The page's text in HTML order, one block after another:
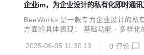
企业im，为企业设计的私有化即时通讯
BeeWorks 是一款专为企业设计的私
方面的具体表现： 基础功能 · 多样
能，帮助用户更好地管理沟通内容。
2025-06-05 11:30:13 0 评论